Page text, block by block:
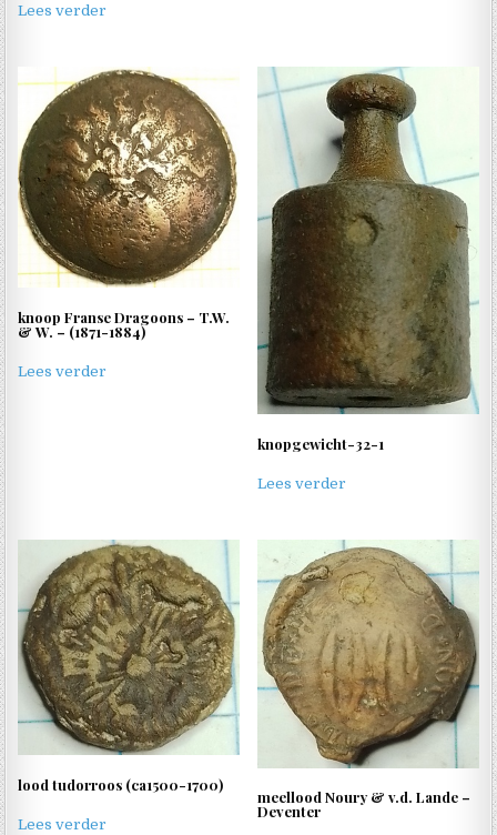
Lees verder
knoop Franse Dragoons – T.W.
& W. – (1871-1884)
Lees verder
knopgewicht-32-1
Lees verder
lood tudorroos (ca1500-1700)
Lees verder
meellood Noury & v.d. Lande –
Deventer